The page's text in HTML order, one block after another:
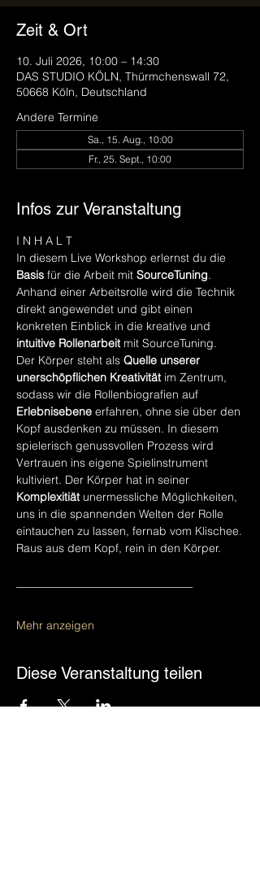
Zeit & Ort
10. Juli 2026, 10:00 – 14:30
DAS STUDIO KÖLN, Thürmchenswall 72,
50668 Köln, Deutschland
Andere Termine
Sa., 15. Aug., 10:00
Fr., 25. Sept., 10:00
Infos zur Veranstaltung
I N H A L T
In diesem Live Workshop erlernst du die
Basis für die Arbeit mit SourceTuning.
Anhand einer Arbeitsrolle wird die Technik
direkt angewendet und gibt einen
konkreten Einblick in die kreative und
intuitive Rollenarbeit mit SourceTuning.
Der Körper steht als Quelle unserer
unerschöpflichen Kreativität im Zentrum,
sodass wir die Rollenbiografien auf
Erlebnisebene erfahren, ohne sie über den
Kopf ausdenken zu müssen. In diesem
spielerisch genussvollen Prozess wird
Vertrauen ins eigene Spielinstrument
kultiviert. Der Körper hat in seiner
Komplexitiät unermessliche Möglichkeiten,
uns in die spannenden Welten der Rolle
eintauchen zu lassen, fernab vom Klischee.
Raus aus dem Kopf, rein in den Körper.
Mehr anzeigen
Diese Veranstaltung teilen